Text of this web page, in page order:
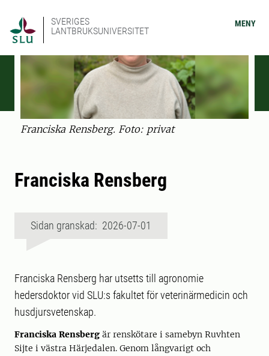
SVERIGES
LANTBRUKSUNIVERSITET
MENY
Franciska Rensberg. Foto: privat
Franciska Rensberg
Sidan granskad: 2026-07-01
Franciska Rensberg har utsetts till agronomie
hedersdoktor vid SLU:s fakultet för veterinärmedicin och
husdjursvetenskap.
Franciska Rensberg är renskötare i samebyn Ruvhten
Sijte i västra Härjedalen. Genom långvarigt och